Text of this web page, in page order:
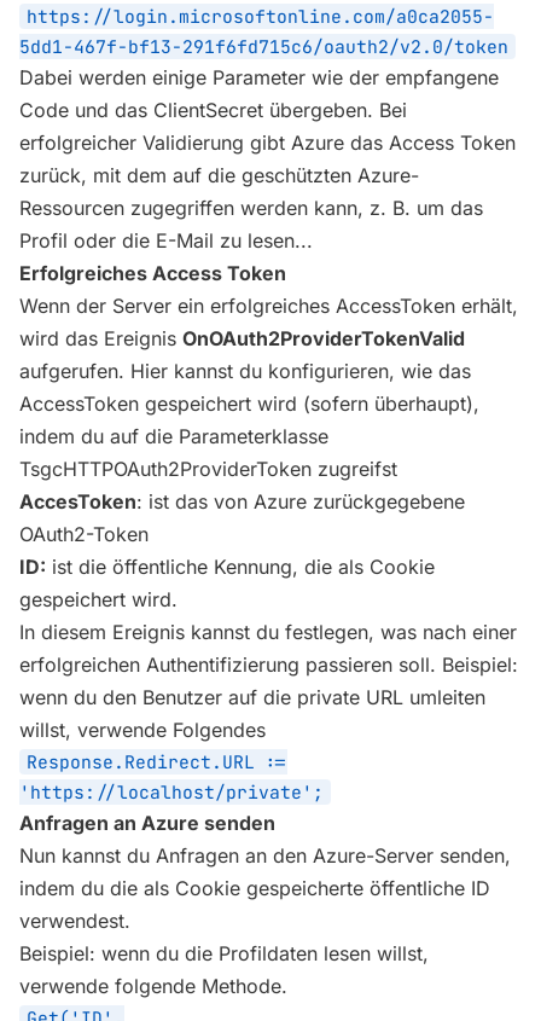
https://login.microsoftonline.com/a0ca2055-
5dd1-467f-bf13-291f6fd715c6/oauth2/v2.0/token
Dabei werden einige Parameter wie der empfangene
Code und das ClientSecret übergeben. Bei
erfolgreicher Validierung gibt Azure das Access Token
zurück, mit dem auf die geschützten Azure-
Ressourcen zugegriffen werden kann, z. B. um das
Profil oder die E-Mail zu lesen...
Erfolgreiches Access Token
Wenn der Server ein erfolgreiches AccessToken erhält,
wird das Ereignis OnOAuth2ProviderTokenValid
aufgerufen. Hier kannst du konfigurieren, wie das
AccessToken gespeichert wird (sofern überhaupt),
indem du auf die Parameterklasse
TsgcHTTPOAuth2ProviderToken zugreifst
AccesToken: ist das von Azure zurückgegebene
OAuth2-Token
ID: ist die öffentliche Kennung, die als Cookie
gespeichert wird.
In diesem Ereignis kannst du festlegen, was nach einer
erfolgreichen Authentifizierung passieren soll. Beispiel:
wenn du den Benutzer auf die private URL umleiten
willst, verwende Folgendes
Response.Redirect.URL :=
'https://localhost/private';
Anfragen an Azure senden
Nun kannst du Anfragen an den Azure-Server senden,
indem du die als Cookie gespeicherte öffentliche ID
verwendest.
Beispiel: wenn du die Profildaten lesen willst,
verwende folgende Methode.